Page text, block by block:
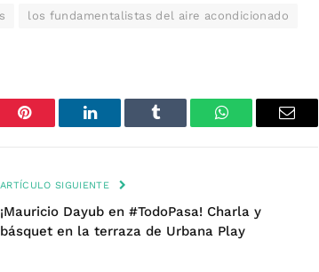
los fundamentalistas del aire acondicionado
Pinterest LinkedIn Tumblr WhatsAppEmail
ARTÍCULO SIGUIENTE
¡Mauricio Dayub en #TodoPasa! Charla y
básquet en la terraza de Urbana Play